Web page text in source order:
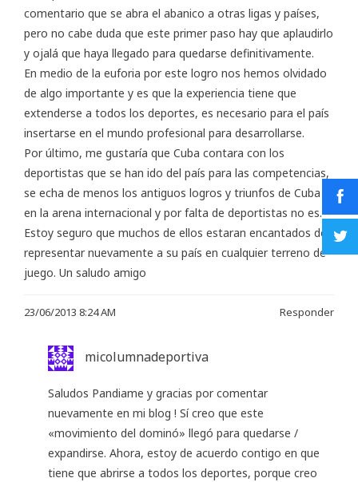
comentario que se abra el abanico a otras ligas y países,
pero no cabe duda que este primer paso hay que aplaudirlo
y ojalá que haya llegado para quedarse definitivamente.
En medio de la euforia por este logro nos hemos olvidado
de algo importante y es que la experiencia tiene que
extenderse a todos los deportes, es necesario para el país
insertarse en el mundo profesional para desarrollarse.
Por último, me gustaría que Cuba contara con los
deportistas que se han ido del país para las competencias,
se echa de menos los antiguos logros y triunfos de Cuba
en la arena internacional y por falta de deportistas no es.
Estoy seguro que muchos de ellos estaran encantados de
representar nuevamente a su país en cualquier terreno de
juego. Un saludo amigo
23/06/2013 8:24 AM Responder
micolumnadeportiva
Saludos Pandiame y gracias por comentar
nuevamente en mi blog ! Sí creo que este
«movimiento del dominó» llegó para quedarse /
expandirse. Ahora, estoy de acuerdo contigo en que
tiene que abrirse a todos los deportes, porque creo